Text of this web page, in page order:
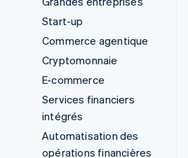
Start-up
Commerce agentique
Cryptomonnaie
E-commerce
Services financiers
intégrés
Automatisation des
opérations financières